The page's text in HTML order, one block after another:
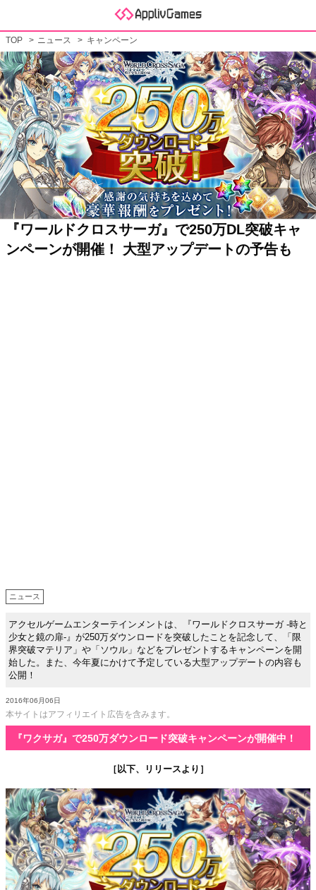
TOP ニュース キャンペーン
『ワールドクロスサーガ』で250万DL突破キャ
ンペーンが開催！ 大型アップデートの予告も
ニュース
アクセルゲームエンターテインメントは、『ワールドクロスサーガ -時と
少女と鏡の扉-』が250万ダウンロードを突破したことを記念して、「限
界突破マテリア」や「ソウル」などをプレゼントするキャンペーンを開
始した。また、今年夏にかけて予定している大型アップデートの内容も
公開！
2016年06月06日
本サイトはアフィリエイト広告を含みます。
『ワクサガ』で250万ダウンロード突破キャンペーンが開催中！
［以下、リリースより］